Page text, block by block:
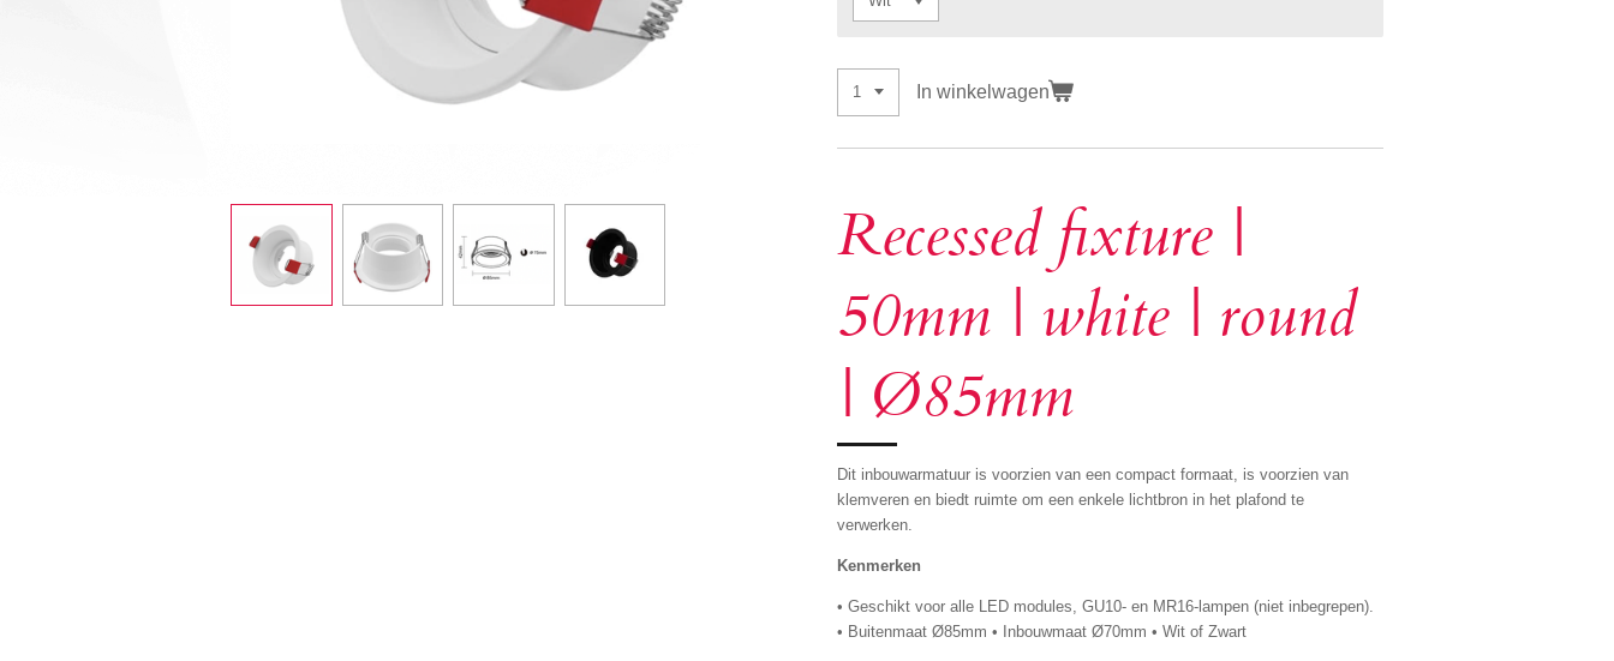
In winkelwagen
Recessed fixture |
50mm | white | round
| Ø85mm
Dit inbouwarmatuur is voorzien van een compact formaat, is voorzien van
klemveren en biedt ruimte om een enkele lichtbron in het plafond te
verwerken.
Kenmerken
• Geschikt voor alle LED modules, GU10- en MR16-lampen (niet inbegrepen).
• Buitenmaat Ø85mm • Inbouwmaat Ø70mm • Wit of Zwart